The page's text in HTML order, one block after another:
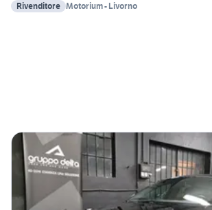
Rivenditore Motorium - Livorno